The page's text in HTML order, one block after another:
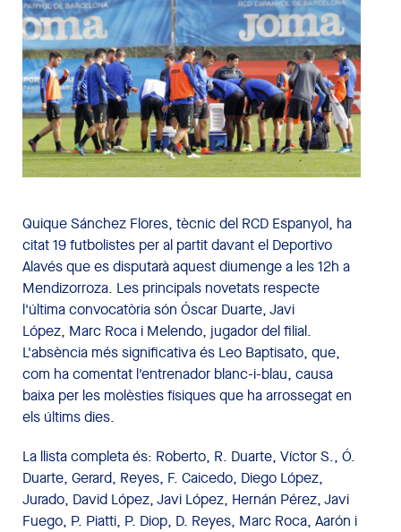
Quique Sánchez Flores, tècnic del RCD Espanyol, ha
citat 19 futbolistes per al partit davant el Deportivo
Alavés que es disputarà aquest diumenge a les 12h a
Mendizorroza. Les principals novetats respecte
l'última convocatòria són Óscar Duarte, Javi
López, Marc Roca i Melendo, jugador del filial.
L'absència més significativa és Leo Baptisato, que,
com ha comentat l'entrenador blanc-i-blau, causa
baixa per les molèsties físiques que ha arrossegat en
els últims dies.
La llista completa és: Roberto, R. Duarte, Víctor S., Ó.
Duarte, Gerard, Reyes, F. Caicedo, Diego López,
Jurado, David López, Javi López, Hernán Pérez, Javi
Fuego, P. Piatti, P. Diop, D. Reyes, Marc Roca, Aarón i